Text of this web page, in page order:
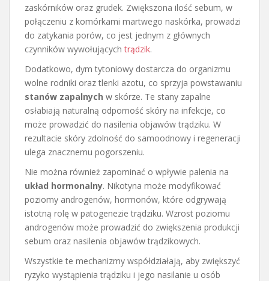
zaskórników oraz grudek. Zwiększona ilość sebum, w
połączeniu z komórkami martwego naskórka, prowadzi
do zatykania porów, co jest jednym z głównych
czynników wywołującychtrądzik.
Dodatkowo, dym tytoniowy dostarcza do organizmu
wolne rodniki oraz tlenki azotu, co sprzyja powstawaniu
stanów zapalnych w skórze. Te stany zapalne
osłabiają naturalną odporność skóry na infekcje, co
może prowadzić do nasilenia objawów trądziku. W
rezultacie skóry zdolność do samoodnowy i regeneracji
ulega znacznemu pogorszeniu.
Nie można również zapominać o wpływie palenia na
układ hormonalny. Nikotyna może modyfikować
poziomy androgenów, hormonów, które odgrywają
istotną rolę w patogenezie trądziku. Wzrost poziomu
androgenów może prowadzić do zwiększenia produkcji
sebum oraz nasilenia objawów trądzikowych.
Wszystkie te mechanizmy współdziałają, aby zwiększyć
ryzyko wystąpienia trądziku i jego nasilanie u osób